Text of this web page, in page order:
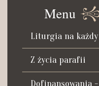
św.
Telefon
Zwiedzanie
Roman
Parafia św.
Menu
Liturgia na
Z życia parafii
Dofinansowania